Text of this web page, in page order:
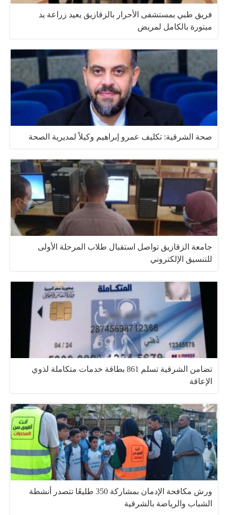
فريق طبي بمستشفى الأحرار بالزقازيق يعيد زراعة يد
مبتورة بالكامل لمريض
صحة الشرقية: تكليف عمرو إبراهيم وكيلاً لمديرية الصحة
جامعة الزقازيق تواصل استقبال طلاب المرحلة الأولى
للتنسيق الإلكتروني
تضامن الشرقية تسلم 861 بطاقة خدمات متكاملة لذوي
الإعاقة
ورش مكافحة الإدمان بمشاركة 350 طليعًا تتصدر أنشطة
الشباب والرياضة بالشرقية